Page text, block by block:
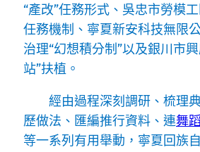
“產改”任務形式、吳忠市勞模
任務機制、寧夏新安科技無限
治理“幻想積分制”以及銀川市
站”扶植。
經由過程深刻調研、梳理
歷做法、匯編推行資料、連舞
等一系列有用舉動，寧夏回族